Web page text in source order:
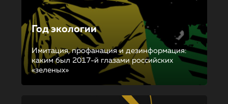
Год экологии
Имитация, профанация и дезинформация:
каким был 2017-й глазами российских
«зеленых»